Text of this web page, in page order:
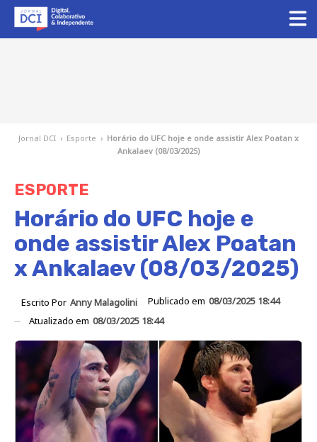
Jornal DCI › Esporte › Horário do UFC hoje e onde assistir Alex Poatan x
Ankalaev (08/03/2025)
ESPORTE
Horário do UFC hoje e
onde assistir Alex Poatan
x Ankalaev (08/03/2025)
Escrito Por Anny Malagolini Publicado em 08/03/2025 18:44
Atualizado em 08/03/2025 18:44